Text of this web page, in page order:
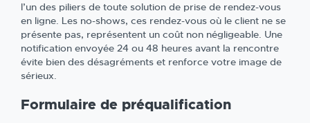
l’un des piliers de toute solution de prise de rendez-vous
en ligne. Les no-shows, ces rendez-vous où le client ne se
présente pas, représentent un coût non négligeable. Une
notification envoyée 24 ou 48 heures avant la rencontre
évite bien des désagréments et renforce votre image de
sérieux.
Formulaire de préqualification